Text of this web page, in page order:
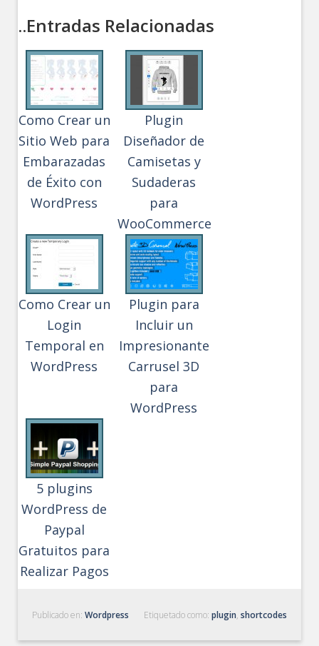
..Entradas Relacionadas
Como Crear un
Sitio Web para
Embarazadas
de Éxito con
WordPress
Plugin
Diseñador de
Camisetas y
Sudaderas
para
WooCommerce
Como Crear un
Login
Temporal en
WordPress
Plugin para
Incluir un
Impresionante
Carrusel 3D
para
WordPress
5 plugins
WordPress de
Paypal
Gratuitos para
Realizar Pagos
Publicado en:Wordpress Etiquetado como: plugin, shortcodes